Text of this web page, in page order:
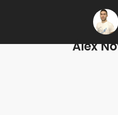
Álex